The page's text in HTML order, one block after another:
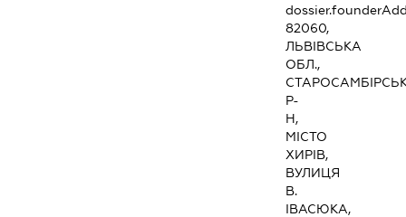
82060,
ЛЬВІВСЬКА
ОБЛ.,
Р-
Н,
МІСТО
ХИРІВ,
ВУЛИЦЯ
В.
ІВАСЮКА,